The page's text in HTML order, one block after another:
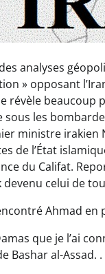
analyses
» opposant
révèle beaucoup
sous les
ministre irakien
de l’État
du Califat.
devenu celui de
Ahmad
que je l’ai
Bashar al-Assad. .